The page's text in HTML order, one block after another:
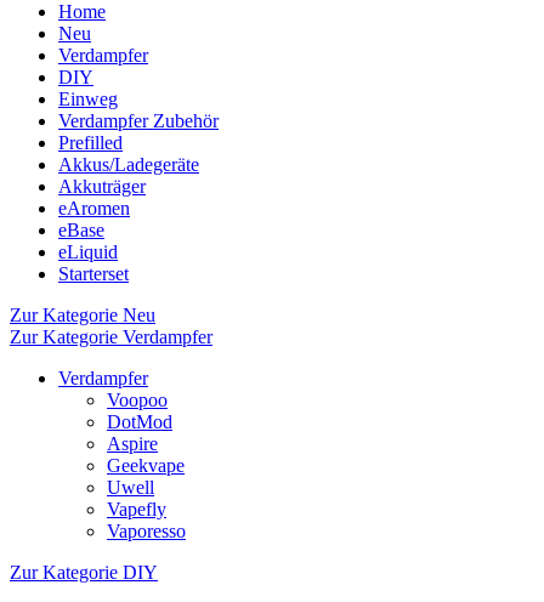
Home
Neu
Verdampfer
DIY
Einweg
Verdampfer Zubehör
Prefilled
Akkus/Ladegeräte
Akkuträger
eAromen
eBase
eLiquid
Starterset
Zur Kategorie Neu
Zur Kategorie Verdampfer
Verdampfer
Voopoo
DotMod
Aspire
Geekvape
Uwell
Vapefly
Vaporesso
Zur Kategorie DIY